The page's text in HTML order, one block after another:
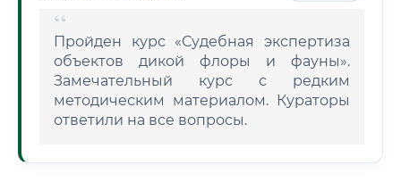
Пройден курс «Судебная экспертиза
объектов дикой флоры и фауны».
Замечательный курс с редким
методическим материалом. Кураторы
ответили на все вопросы.